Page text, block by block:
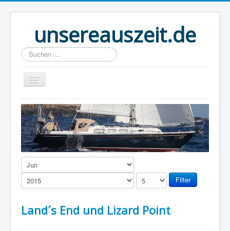
unsereauszeit.de
Suchen
...
Start
(B)logbuch
Welt Ahoi
Unser Buch
Route
Über uns
Boot
Filter
Land´s End und Lizard Point